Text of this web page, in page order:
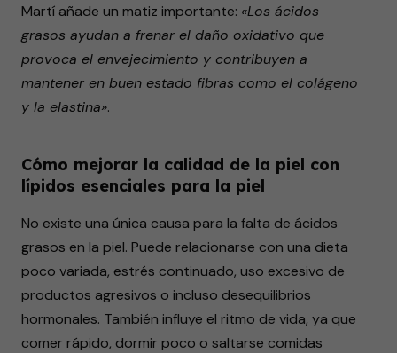
Martí añade un matiz importante: «Los ácidos
grasos ayudan a frenar el daño oxidativo que
provoca el envejecimiento y contribuyen a
mantener en buen estado fibras como el colágeno
y la elastina».
Cómo mejorar la calidad de la piel con
lípidos esenciales para la piel
No existe una única causa para la falta de ácidos
grasos en la piel. Puede relacionarse con una dieta
poco variada, estrés continuado, uso excesivo de
productos agresivos o incluso desequilibrios
hormonales. También influye el ritmo de vida, ya que
comer rápido, dormir poco o saltarse comidas